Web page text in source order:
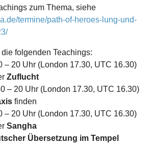
zum Thema, siehe
termine/path-of-heroes-lung-und-
folgenden Teachings:
– 20 Uhr (London 17.30, UTC 16.30)
Zuflucht
– 20 Uhr (London 17.30, UTC 16.30)
finden
– 20 Uhr (London 17.30, UTC 16.30)
Sangha
Übersetzung im Tempel